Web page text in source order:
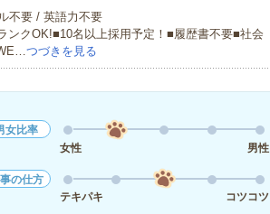
不要 / 英語力不要
ンクOK!■10名以上採用予定！■履歴書不要■社会
つづきを見る
女比率
女性
男性
の仕方
テキパキ
コツコツ